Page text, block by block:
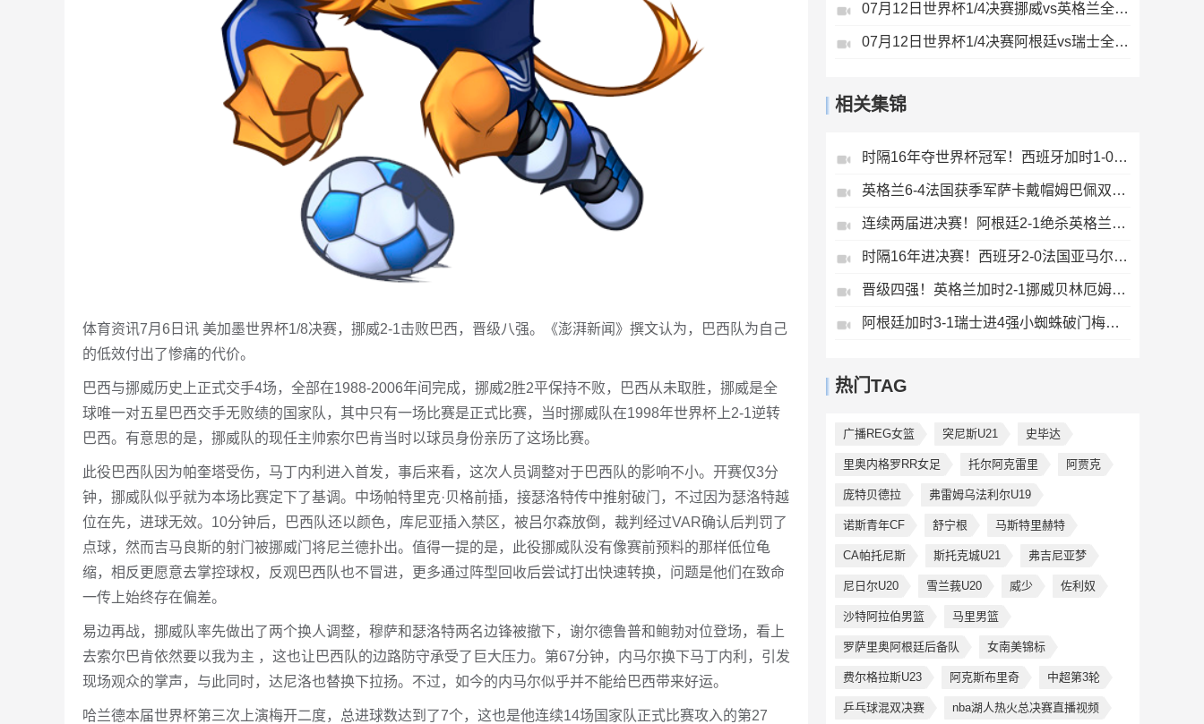
体育资讯7月6日讯 美加墨世界杯1/8决赛，挪威2-1击败巴西，晋级八强。《澎湃新闻》撰文认为，巴西队为自己
的低效付出了惨痛的代价。
巴西与挪威历史上正式交手4场，全部在1988-2006年间完成，挪威2胜2平保持不败，巴西从未取胜，挪威是全
球唯一对五星巴西交手无败绩的国家队，其中只有一场比赛是正式比赛，当时挪威队在1998年世界杯上2-1逆转
巴西。有意思的是，挪威队的现任主帅索尔巴肯当时以球员身份亲历了这场比赛。
此役巴西队因为帕奎塔受伤，马丁内利进入首发，事后来看，这次人员调整对于巴西队的影响不小。开赛仅3分
钟，挪威队似乎就为本场比赛定下了基调。中场帕特里克·贝格前插，接瑟洛特传中推射破门，不过因为瑟洛特越
位在先，进球无效。10分钟后，巴西队还以颜色，库尼亚插入禁区，被吕尔森放倒，裁判经过VAR确认后判罚了
点球，然而吉马良斯的射门被挪威门将尼兰德扑出。值得一提的是，此役挪威队没有像赛前预料的那样低位龟
缩，相反更愿意去掌控球权，反观巴西队也不冒进，更多通过阵型回收后尝试打出快速转换，问题是他们在致命
一传上始终存在偏差。
易边再战，挪威队率先做出了两个换人调整，穆萨和瑟洛特两名边锋被撤下，谢尔德鲁普和鲍勃对位登场，看上
去索尔巴肯依然要以我为主 ，这也让巴西队的边路防守承受了巨大压力。第67分钟，内马尔换下马丁内利，引发
现场观众的掌声，与此同时，达尼洛也替换下拉扬。不过，如今的内马尔似乎并不能给巴西带来好运。
哈兰德本届世界杯第三次上演梅开二度，总进球数达到了7个，这也是他连续14场国家队正式比赛攻入的第27
07月12日世界杯1/4决赛挪威vs英格兰全场录像
07月12日世界杯1/4决赛阿根廷vs瑞士全场录像
相关集锦
时隔16年夺世界杯冠军！西班牙加时1-0阿根廷费兰制胜恩佐染红
英格兰6-4法国获季军萨卡戴帽姆巴佩双响创纪录奥利塞2助+失良机
连续两届进决赛！阿根廷2-1绝杀英格兰劳塔罗恩佐破门梅西两助攻
时隔16年进决赛！西班牙2-0法国亚马尔造点奥亚萨瓦尔、波罗破门
晋级四强！英格兰加时2-1挪威贝林厄姆连场双响谢尔德鲁普破门
阿根廷加时3-1瑞士进4强小蜘蛛破门梅西助攻麦卡恩博洛假摔染红
热门TAG
广播REG女篮 突尼斯U21 史毕达
里奥内格罗RR女足 托尔阿克雷里 阿贾克
庞特贝德拉 弗雷姆乌法利尔U19
诺斯青年CF 舒宁根 马斯特里赫特
CA帕托尼斯 斯托克城U21 弗吉尼亚梦
尼日尔U20 雪兰莪U20 威少 佐利奴
沙特阿拉伯男篮 马里男篮
罗萨里奥阿根廷后备队 女南美锦标
费尔格拉斯U23 阿克斯布里奇 中超第3轮
乒乓球混双决赛 nba湖人热火总决赛直播视频